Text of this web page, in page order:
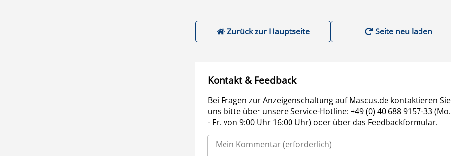
Zurück zur Hauptseite Seite neu laden
Kontakt & Feedback
Bei Fragen zur Anzeigenschaltung auf Mascus.de kontaktieren Sie
uns bitte über unsere Service-Hotline: +49 (0) 40 688 9157-33 (Mo.
- Fr. von 9:00 Uhr 16:00 Uhr) oder über das Feedbackformular.